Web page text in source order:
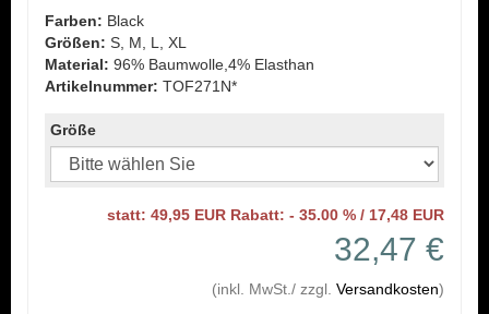
Farben: Black
Größen: S, M, L, XL
Material: 96% Baumwolle,4% Elasthan
Artikelnummer: TOF271N*
Größe
statt: 49,95 EUR Rabatt: - 35.00 % / 17,48 EUR
32,47 €
(inkl. MwSt./ zzgl. Versandkosten)